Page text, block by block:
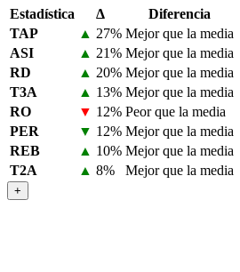
Estadística Δ
Diferencia
TAP
▲ 27% Mejor que la media
ASI
▲ 21% Mejor que la media
RD
▲ 20% Mejor que la media
T3A
▲ 13% Mejor que la media
RO
▼ 12% Peor que la media
PER
▼ 12% Mejor que la media
REB
▲ 10% Mejor que la media
T2A
▲ 8% Mejor que la media
+